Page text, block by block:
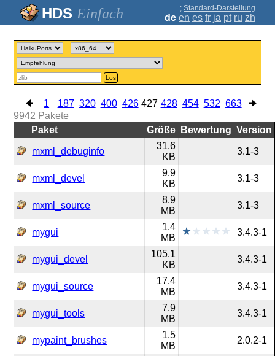
Einfach ; Standard-Darstellung
de en es fr ja pt ru zh
Los
1 187 320 400 426 427 428 454 532 663
9942 Pakete
Paket
Größe Bewertung Version
mxml_debuginfo
31.6
KB
3.1-3
mxml_devel
9.9
KB
3.1-3
mxml_source
8.9
MB
3.1-3
mygui
1.4
MB
3.4.3-1
mygui_devel
105.1
KB
3.4.3-1
mygui_source
17.4
MB
3.4.3-1
mygui_tools
7.9
MB
3.4.3-1
mypaint_brushes
1.5
MB
2.0.2-1